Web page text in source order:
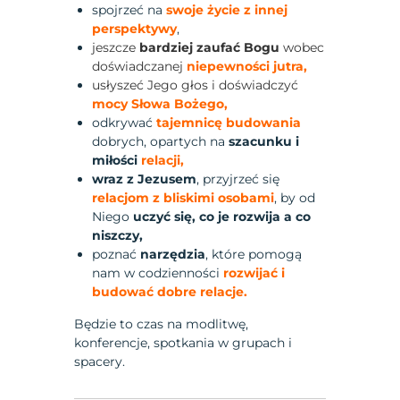
spojrzeć naswoje życie z innej
perspektywy,
jeszcze bardziej zaufać Boguwobec
doświadczanej niepewności jutra,
usłyszeć Jego głos i doświadczyć
mocy Słowa Bożego,
odkrywaćtajemnicę budowania
dobrych, opartych naszacunku i
miłości relacji,
wraz z Jezusem, przyjrzeć się
relacjom z bliskimi osobami, by od
Niego uczyć się, co je rozwija a co
niszczy,
poznać narzędzia, które pomogą
nam w codzienności rozwijać i
budować dobre relacje.
Będzie to czas na modlitwę,
konferencje, spotkania w grupach i
spacery.